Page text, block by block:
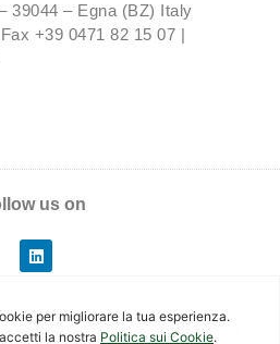
39044 – Egna (BZ) Italy
+39 0471 82 15 07 |
us on
|Privacy Policy